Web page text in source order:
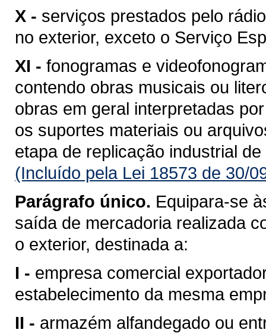
X - serviços prestados pelo
no exterior, exceto o Serviço
XI - fonogramas e
contendo obras musicais ou
obras em geral interpretadas
os suportes materiais ou
etapa de replicação industrial
(Incluído pela Lei 18573 de 30/
Parágrafo único. Equipara-se
saída de mercadoria realizada
o exterior, destinada a:
I - empresa comercial
estabelecimento da mesma
II - armazém alfandegado ou